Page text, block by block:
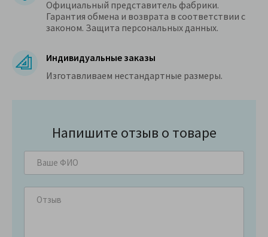
Официальный представитель фабрики.
Гарантия обмена и возврата в соответствии с
законом. Защита персональных данных.
Индивидуальные заказы
Изготавливаем нестандартные размеры.
Напишите отзыв о товаре